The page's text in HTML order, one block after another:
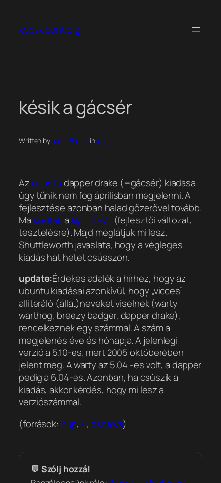
tartalomhoz
kobak pont org
késik a gácsér
Written byKoren Balazsinblog
Az ubuntudapper drake (=gácsér) kiadása
úgy tűnik nem fog áprilisban megjelenni. A
fejlesztése azonban halad gőzerővel tovább.
Ma kiadtákafilght 5-öt(fejlesztői változat,
tesztelésre). Majd meglátjuk mi lesz.
Shuttleworth javaslata, hogy a végleges
kiadás hat hetet csússzon.
update:Érdekes adalék a hírhez, hogy az
ubuntu kiadásai azonkívül, hogy „vicces”
alliteráló (állat)neveket viselnek (warty
warthog, breezy badger, dapper drake),
rendelkeznek egy számmal. A szám a
megjelenés éve és hónapja. A jelenlegi
verzió a 5.10-es, mert 2005 októberében
jelent meg. A warty az 5.04 -es volt, a dapper
pedig a 6.04-es. Azonban, ha csúszik a
kiadás, akkor kérdés, hogy mi lesz a
verziószámmal.
(források: hup, /.,osnews)
💬 Szólj hozzá!